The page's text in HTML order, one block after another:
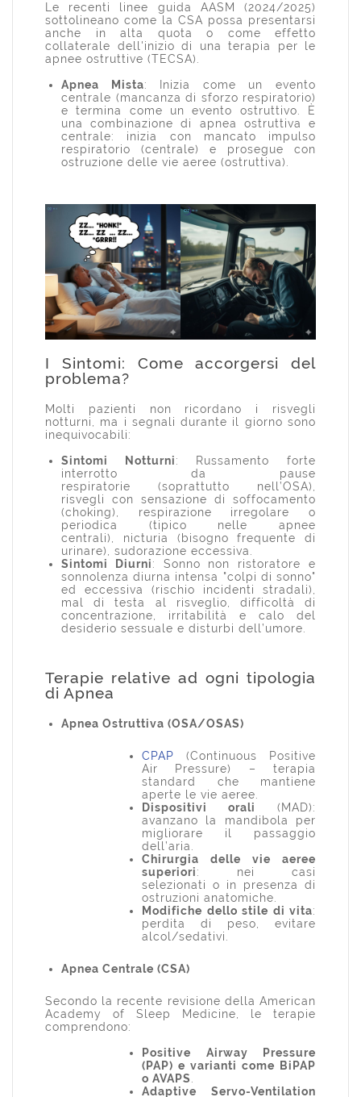
Le recenti linee guida AASM (2024/2025)
sottolineano come la CSA possa presentarsi
anche in alta quota o come effetto
collaterale dell'inizio di una terapia per le
apnee ostruttive (TECSA).
Apnea Mista: Inizia come un evento
centrale (mancanza di sforzo respiratorio)
e termina come un evento ostruttivo. È
una combinazione di apnea ostruttiva e
centrale: inizia con mancato impulso
respiratorio (centrale) e prosegue con
ostruzione delle vie aeree (ostruttiva).
I Sintomi: Come accorgersi del
problema?
Molti pazienti non ricordano i risvegli
notturni, ma i segnali durante il giorno sono
inequivocabili:
Sintomi Notturni: Russamento forte
interrotto da pause
respiratorie (soprattutto nell’OSA),
risvegli con sensazione di soffocamento
(choking), respirazione irregolare o
periodica (tipico nelle apnee
centrali),
nicturia (bisogno frequente di
urinare), sudorazione eccessiva.
Sintomi Diurni: Sonno non ristoratore e
sonnolenza diurna intensa "colpi di sonno"
ed eccessiva (rischio incidenti stradali),
mal di testa al risveglio, difficoltà di
concentrazione, irritabilità e calo del
desiderio sessuale e disturbi dell’umore.
Terapie relative ad ogni tipologia
di Apnea
Apnea Ostruttiva (OSA/OSAS)
CPAP (Continuous Positive
Air Pressure) – terapia
standard che mantiene
aperte le vie aeree.
Dispositivi orali
(MAD):
avanzano la mandibola per
migliorare il passaggio
dell’aria.
Chirurgia delle vie aeree
superiori: nei casi
selezionati o in presenza di
ostruzioni anatomiche.
Modifiche dello stile di vita:
perdita di peso, evitare
alcol/sedativi.
Apnea Centrale (CSA)
Secondo la recente revisione della American
Academy of Sleep Medicine, le terapie
comprendono:
Positive Airway Pressure
(PAP) e varianti come BiPAP
o AVAPS.
Adaptive Servo-Ventilation